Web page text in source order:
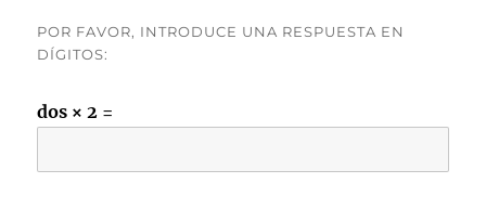
POR FAVOR, INTRODUCE UNA RESPUESTA EN
DÍGITOS:
dos × 2 =